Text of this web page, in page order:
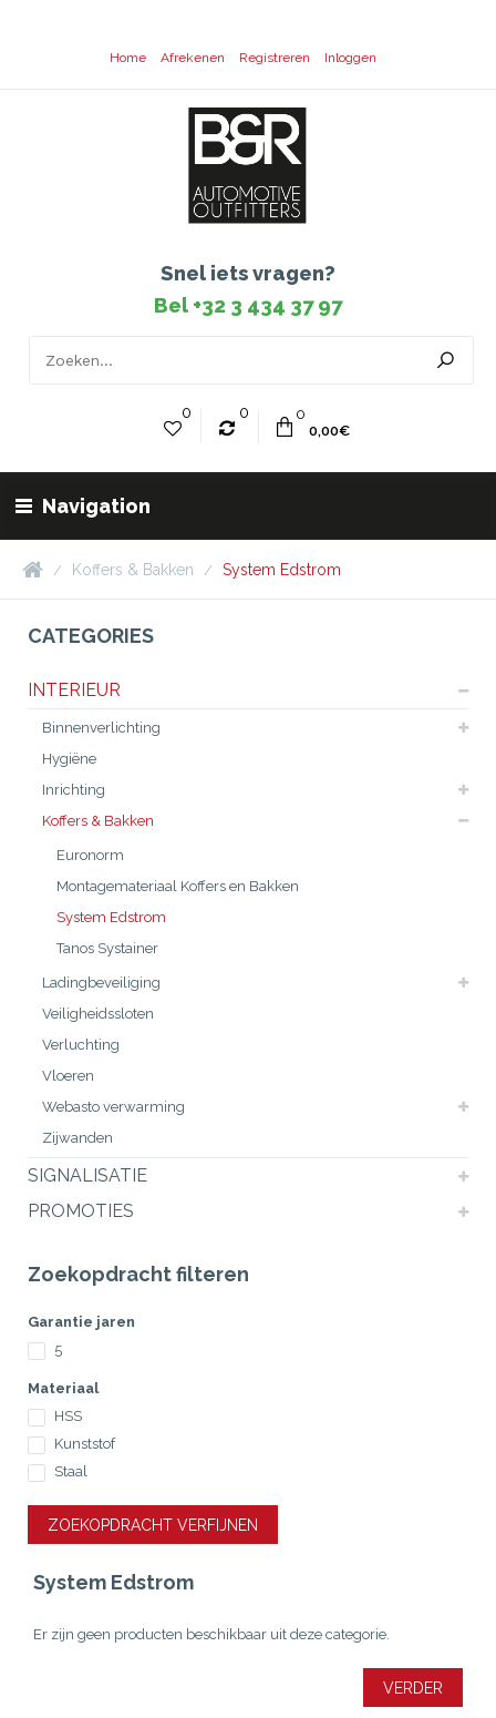
Home Afrekenen Registreren Inloggen
Snel iets vragen?
Bel +32 3 434 37 97
0 0
0
0,00€
Navigation
Koffers & Bakken System Edstrom
CATEGORIES
INTERIEUR
Binnenverlichting
Hygiëne
Inrichting
Koffers & Bakken
Euronorm
Montagemateriaal Koffers en Bakken
System Edstrom
Tanos Systainer
Ladingbeveiliging
Veiligheidssloten
Verluchting
Vloeren
Webasto verwarming
Zijwanden
SIGNALISATIE
PROMOTIES
Zoekopdracht filteren
Garantie jaren
5
Materiaal
HSS
Kunststof
Staal
ZOEKOPDRACHT VERFIJNEN
System Edstrom
Er zijn geen producten beschikbaar uit deze categorie.
VERDER